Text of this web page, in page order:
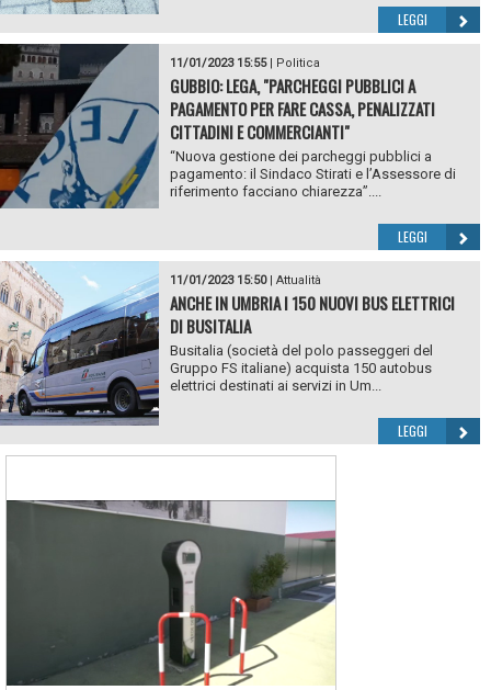
LEGGI
11/01/2023 15:55| Politica
GUBBIO: LEGA, "PARCHEGGI PUBBLICI A
PAGAMENTO PER FARE CASSA, PENALIZZATI
CITTADINI E COMMERCIANTI"
“Nuova gestione dei parcheggi pubblici a
pagamento: il Sindaco Stirati e l’Assessore di
riferimento facciano chiarezza”....
LEGGI
11/01/2023 15:50| Attualità
ANCHE IN UMBRIA I 150 NUOVI BUS ELETTRICI
DI BUSITALIA
Busitalia (società del polo passeggeri del
Gruppo FS italiane) acquista 150 autobus
elettrici destinati ai servizi in Um...
LEGGI